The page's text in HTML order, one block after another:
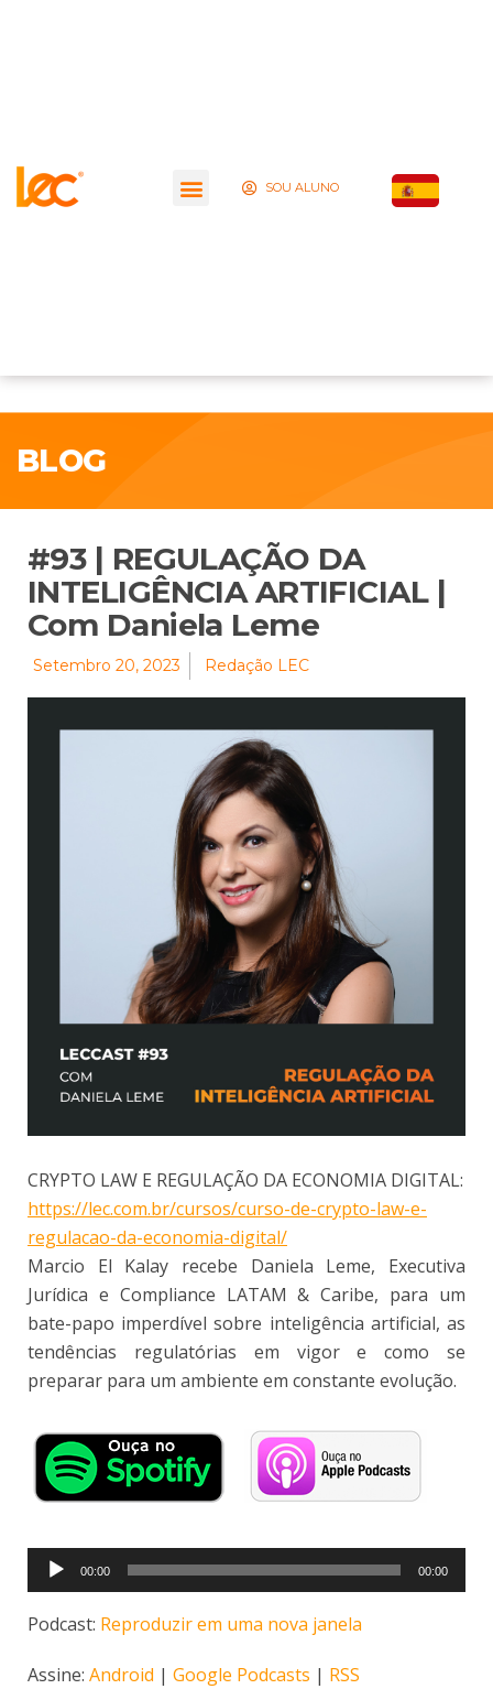
SOU ALUNO
BLOG
#93 | REGULAÇÃO DA
INTELIGÊNCIA ARTIFICIAL |
Com Daniela Leme
Setembro 20, 2023 Redação LEC
CRYPTO LAW E REGULAÇÃO DA ECONOMIA DIGITAL:
https://lec.com.br/cursos/curso-de-crypto-law-e-
regulacao-da-economia-digital/
Marcio El Kalay recebe Daniela Leme, Executiva
Jurídica e Compliance LATAM & Caribe, para um
bate-papo imperdível sobre inteligência artificial, as
tendências regulatórias em vigor e como se
preparar para um ambiente em constante evolução.
Tocador
de
áudio
00:00 00:00
Podcast: Reproduzir em uma nova janela
Assine: Android | Google Podcasts | RSS